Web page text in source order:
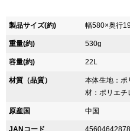
製品サイズ(約) 幅580×奥行
重量(約) 530g
容量(約) 22L
材質（品質）
本体生地：ポ
材：ポリエチ
原産国 中国
JANコード